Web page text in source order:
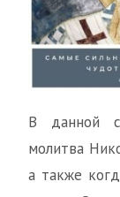
В данной
молитва
а также